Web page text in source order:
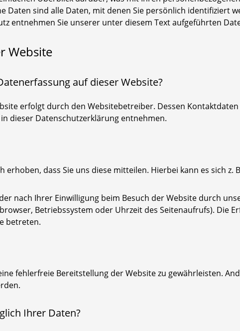
Daten sind alle Daten, mit denen Sie persönlich identifiziert
entnehmen Sie unserer unter diesem Text aufgeführten
Website
auf dieser Website?
erfolgt durch den Websitebetreiber. Dessen
dieser Datenschutzerklärung entnehmen.
dass Sie uns diese mitteilen. Hierbei kann es sich z.
nach Ihrer Einwilligung beim Besuch der Website durch
Betriebssystem oder Uhrzeit des Seitenaufrufs). Die
betreten.
fehlerfreie Bereitstellung der Website zu gewährleisten.
Ihrer Daten?